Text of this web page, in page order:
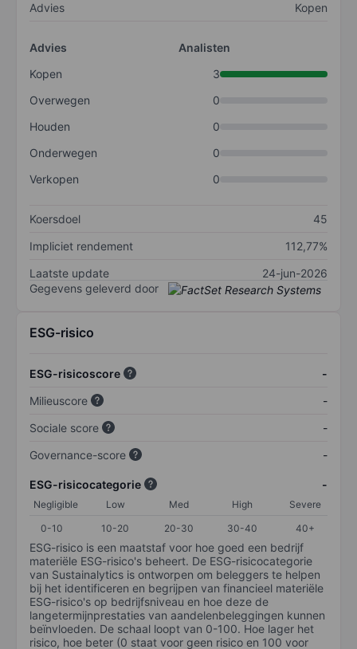
Advies Kopen
Advies
Analisten
Kopen
3
Overwegen
0
Houden
0
Onderwegen
0
Verkopen
0
Koersdoel
45
Impliciet rendement
112,77%
Laatste update
24-jun-2026
Gegevens geleverd door
ESG-risico
ESG-risicoscore
-
Milieuscore
-
Sociale score
-
Governance-score
-
ESG-risicocategorie -
Negligible Low Med High
Severe
0-10
10-20 20-30 30-40 40+
ESG-risico is een maatstaf voor hoe goed een bedrijf
materiële ESG-risico's beheert. De ESG-risicocategorie
van Sustainalytics is ontworpen om beleggers te helpen
bij het identificeren en begrijpen van financieel materiële
ESG-risico's op bedrijfsniveau en hoe deze de
langetermijnprestaties van aandelenbeleggingen kunnen
beïnvloeden. De schaal loopt van 0-100. Hoe lager het
risico, hoe beter (0 staat voor geen risico en 100 voor